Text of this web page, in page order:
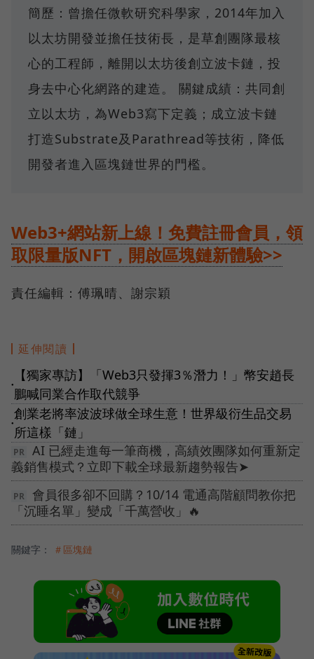
簡歷：曾擔任微軟研究科學家，2014年加入
以太坊開發並擔任技術長，是草創團隊最核
心的工程師，離開以太坊後創立波卡鏈，投
身去中心化網路的建造。 關鍵成績：共同創
立以太坊，為Web3寫下定義；成立波卡鏈
打造Substrate及Parathread等技術，降低
開發者進入區塊鏈世界的門檻。
Web3+網站新上線！免費註冊會員，領
取限量版NFT，開啟區塊鏈新體驗>>
責任編輯：傅珮晴、謝宗穎
延伸閱讀
●
【獨家專訪】「Web3只發揮3％潛力！」幣安趙長
鵬喊同業合作取代競爭
●
創業老將率波波球做全球生意！世界級衍生品交易
所這樣「鏈」
AI 已經走進每一筆商機，高績效團隊如何重新定
義銷售模式？立即下載全球最新趨勢報告➤
會員很多卻不回購？10/14 電通高階顧問教你把
「沉睡名單」變成「千萬營收」🔥
關鍵字： ＃區塊鏈